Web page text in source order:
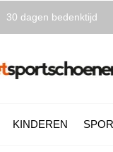
KINDEREN
30 dagen bedenktijd